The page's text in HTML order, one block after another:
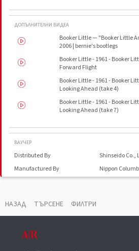
ДОПЪЛНИТЕЛНИ ВИДЕА
Booker Little — "Booker Little
2006 | bernie's bootlegs
Booker Little - 1961 - Booker
Forward Flight
Booker Little - 1961 - Booker
Looking Ahead (take 4)
Booker Little - 1961 - Booker
Looking Ahead (take 7)
ВАУЧЕР
Distributed By
Shinseido Co.,
Manufactured By
Nippon
Published By
НАЗАД ТЪРСЕНЕ ФИЛТРИ